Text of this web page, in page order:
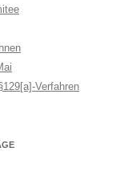
Verfahren